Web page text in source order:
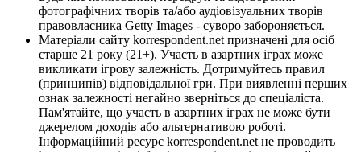
фотографічних творів та/або аудіовізуальних творів
правовласника Getty Images - суворо забороняється.
Матеріали сайту korrespondent.net призначені для осіб
старше 21 року (21+). Участь в азартних іграх може
викликати ігрову залежність. Дотримуйтесь правил
(принципів) відповідальної гри. При виявленні перших
ознак залежності негайно зверніться до спеціаліста.
Пам'ятайте, що участь в азартних іграх не може бути
джерелом доходів або альтернативою роботі.
Інформаційний ресурс korrespondent.net не проводить